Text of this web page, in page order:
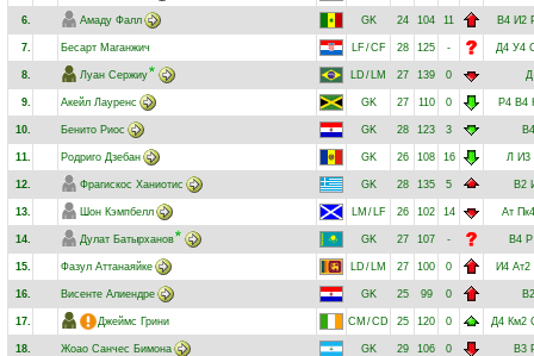
6. Амаду Фалл GK 24 104 11 В4 И2
7. Бесарт Маганжич LF/CF 28 125 - Д4 У4
8. Луан Сержиу LD / LM 27 139 0 Д
9. Акейл Лауренс GK 27 110 0 Р4 В4
10. Бенито Риос GK 28 123 3 В4
11. Родриго Дзебан GK 26 108 16 Л И3
12. Фрагискос Ханиотис GK 28 135 5 В2
13. Шон Кэмпбелл LM / LF 26 102 14 Ат Пк4
14. Дулат Батырханов GK 27 107 - В4 Р
15. Фазул Аттанаяйке LD / LM 27 100 0 И4 Ат2
16. Висенте Алиендре GK 25 99 0 В2
17. Джеймс Грини CM /CD 25 120 0 Д4 Км2
18. Жоао Санчес Бимона GK 29 106 0 В3